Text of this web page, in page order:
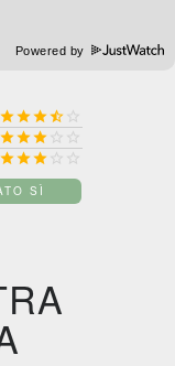
Powered by
 
  
  
SÌ